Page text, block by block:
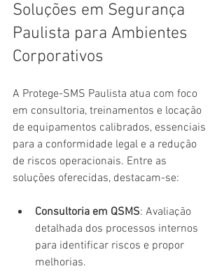
Soluções em Segurança
Paulista para Ambientes
Corporativos
A Protege-SMS Paulista atua com foco
em consultoria, treinamentos e locação
de equipamentos calibrados, essenciais
para a conformidade legal e a redução
de riscos operacionais. Entre as
soluções oferecidas, destacam-se:
Consultoria em QSMS: Avaliação
detalhada dos processos internos
para identificar riscos e propor
melhorias.